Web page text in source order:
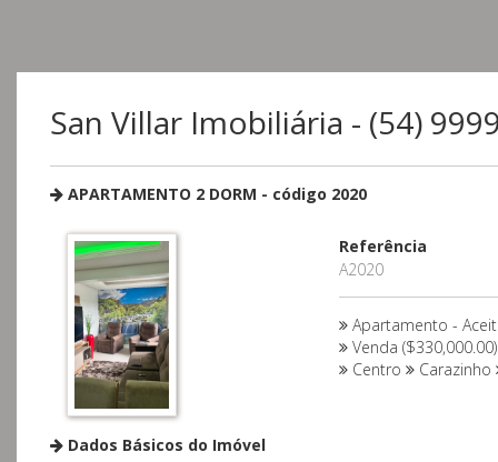
San Villar Imobiliária - (54)
APARTAMENTO 2 DORM - código 2020
Referência
A2020
Apartamento -
Venda ($330,000.00)
Centro
Carazinho
Dados Básicos do Imóvel